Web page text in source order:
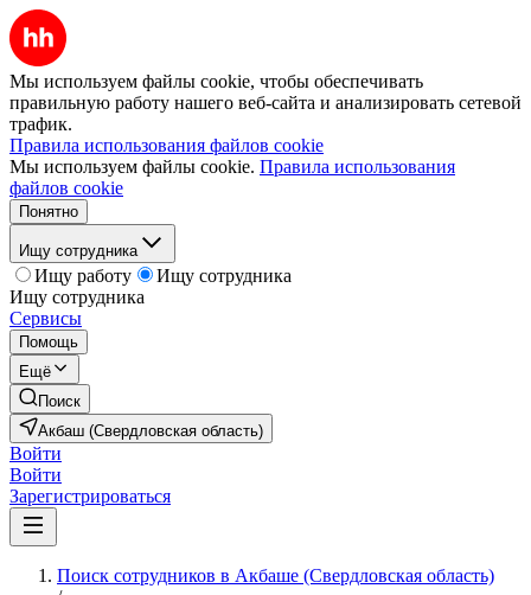
Мы используем файлы cookie, чтобы обеспечивать
правильную работу нашего веб-сайта и анализировать сетевой
трафик.
Правила использования файлов cookie
Мы используем файлы cookie. Правила использования
файлов cookie
Понятно
Ищу сотрудника
Ищу работу
Ищу сотрудника
Ищу сотрудника
Сервисы
Помощь
Ещё
Поиск
Акбаш (Свердловская область)
Войти
Войти
Зарегистрироваться
Поиск сотрудников в Акбаше (Свердловская область)